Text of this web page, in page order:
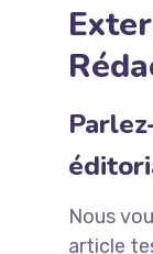
Nous
article